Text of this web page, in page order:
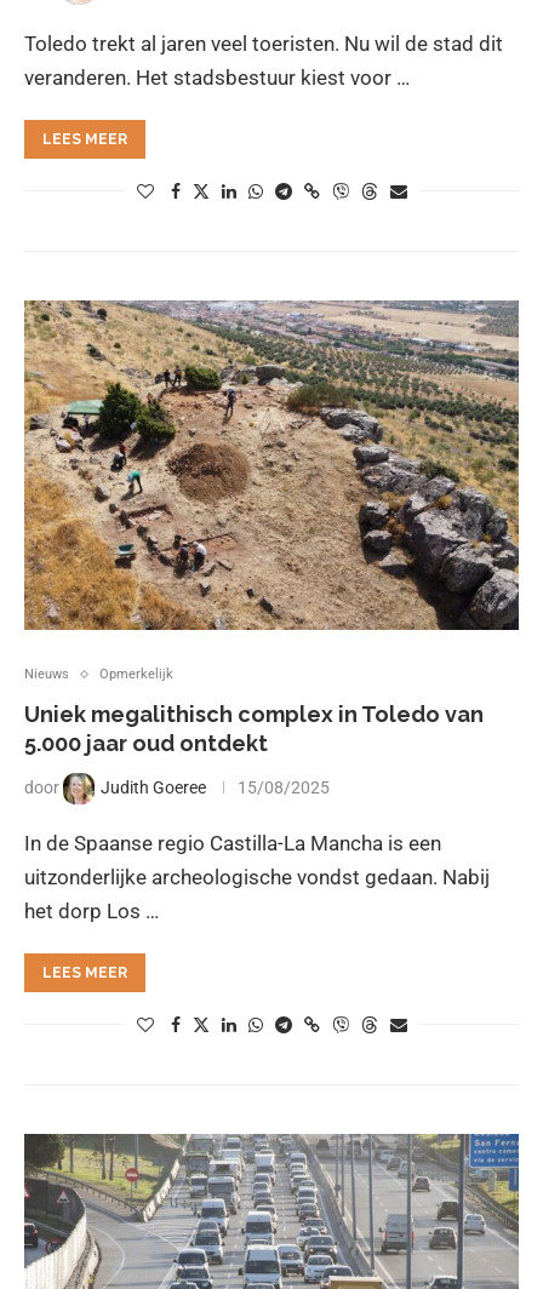
Toledo trekt al jaren veel toeristen. Nu wil de stad dit
veranderen. Het stadsbestuur kiest voor …
LEES MEER
Nieuws Opmerkelijk
Uniek megalithisch complex in Toledo van
5.000 jaar oud ontdekt
door Judith Goeree 15/08/2025
In de Spaanse regio Castilla-La Mancha is een
uitzonderlijke archeologische vondst gedaan. Nabij
het dorp Los …
LEES MEER